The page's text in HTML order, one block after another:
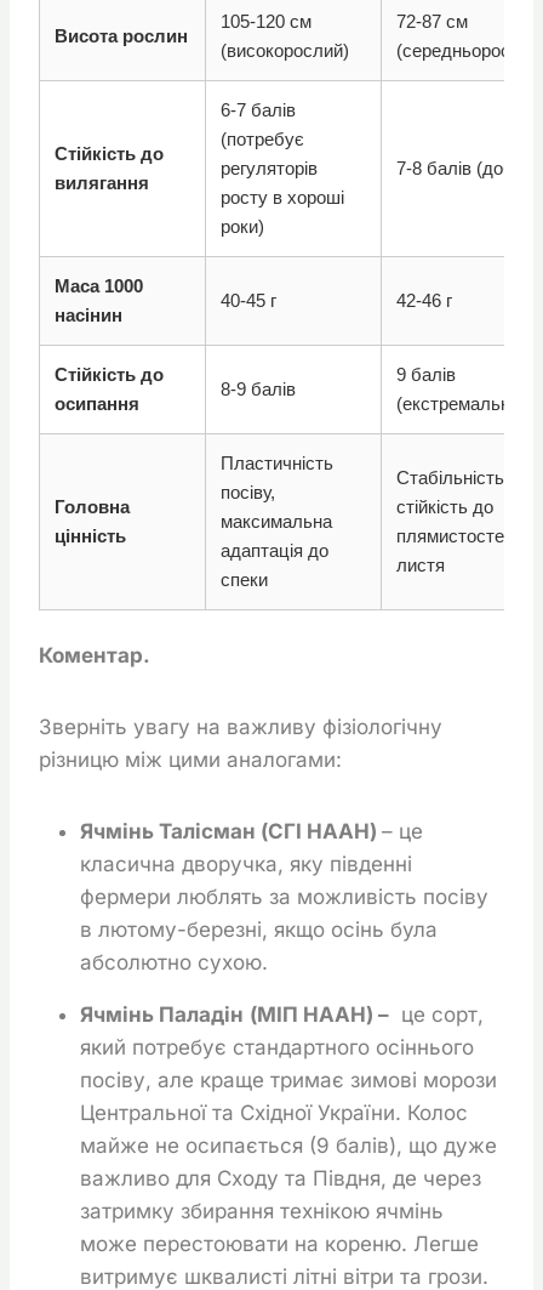
Висота рослин
105-120 см
(високорослий)
72-87 см
Стійкість до
вилягання
6-7 балів
(потребує
регуляторів
росту в хороші
роки)
7-8 балів (добра)
Маса 1000
насінин
40-45 г 42-46 г
Стійкість до
осипання
8-9 балів
9 балів
(екстремальна)
Головна
цінність
Пластичність
посіву,
максимальна
адаптація до
спеки
Стабільність,
стійкість до
плямистостей
листя
Коментар.
Зверніть увагу на важливу фізіологічну
різницю між цими аналогами:
Ячмінь Талісман (СГІ НААН) – це
класична дворучка, яку південні
фермери люблять за можливість посіву
в лютому-березні, якщо осінь була
абсолютно сухою.
Ячмінь Паладін (МІП НААН) – це сорт,
який потребує стандартного осіннього
посіву, але краще тримає зимові морози
Центральної та Східної України. Колос
майже не осипається (9 балів), що дуже
важливо для Сходу та Півдня, де через
затримку збирання технікою ячмінь
може перестоювати на кореню. Легше
витримує шквалисті літні вітри та грози.